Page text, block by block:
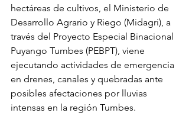
hectáreas de cultivos, el Ministerio de
Desarrollo Agrario y Riego (Midagri), a
través del Proyecto Especial Binacional
Puyango Tumbes (PEBPT), viene
ejecutando actividades de emergencia
en drenes, canales y quebradas ante
posibles afectaciones por lluvias
intensas en la región Tumbes.